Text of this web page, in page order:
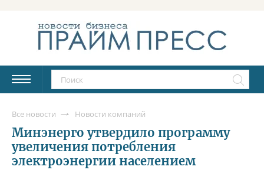
Все новости Новости компаний
Минэнерго утвердило программу
увеличения потребления
электроэнергии населением